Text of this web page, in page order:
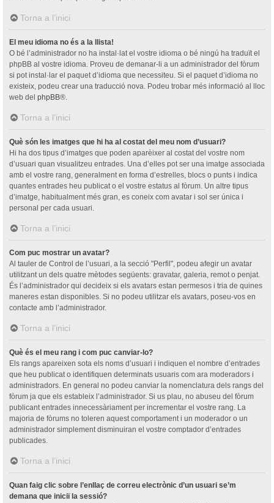
Torna a l’inici
El meu idioma no és a la llista!
O bé l’administrador no ha instal·lat el vostre idioma o bé ningú ha traduït el
phpBB al vostre idioma. Proveu de demanar-li a un administrador del fòrum
si pot instal·lar el paquet d’idioma que necessiteu. Si el paquet d’idioma no
existeix, podeu crear una traducció nova. Podeu trobar més informació al lloc
web del phpBB®.
Torna a l’inici
Què són les imatges que hi ha al costat del meu nom d’usuari?
Hi ha dos tipus d’imatges que poden aparèixer al costat del vostre nom
d’usuari quan visualitzeu entrades. Una d’elles pot ser una imatge associada
amb el vostre rang, generalment en forma d’estrelles, blocs o punts i indica
quantes entrades heu publicat o el vostre estatus al fòrum. Un altre tipus
d’imatge, habitualment més gran, es coneix com avatar i sol ser única i
personal per cada usuari.
Torna a l’inici
Com puc mostrar un avatar?
Al tauler de Control de l’usuari, a la secció "Perfil", podeu afegir un avatar
utilitzant un dels quatre mètodes següents: gravatar, galeria, remot o penjat.
És l’administrador qui decideix si els avatars estan permesos i tria de quines
maneres estan disponibles. Si no podeu utilitzar els avatars, poseu-vos en
contacte amb l’administrador.
Torna a l’inici
Què és el meu rang i com puc canviar-lo?
Els rangs apareixen sota els noms d’usuari i indiquen el nombre d’entrades
que heu publicat o identifiquen determinats usuaris com ara moderadors i
administradors. En general no podeu canviar la nomenclatura dels rangs del
fòrum ja que els estableix l’administrador. Si us plau, no abuseu del fòrum
publicant entrades innecessàriament per incrementar el vostre rang. La
majoria de fòrums no toleren aquest comportament i un moderador o un
administrador simplement disminuiran el vostre comptador d’entrades
publicades.
Torna a l’inici
Quan faig clic sobre l’enllaç de correu electrònic d’un usuari se’m
demana que iniciï la sessió?